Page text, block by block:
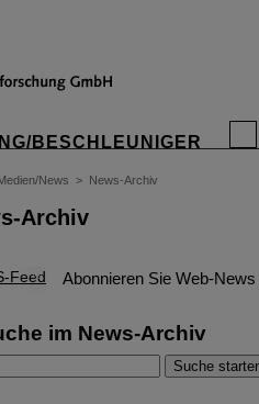
BESCHLEUNIGER
News > News-Archiv
Archiv
© Abonnieren Sie Web-
im News-Archiv